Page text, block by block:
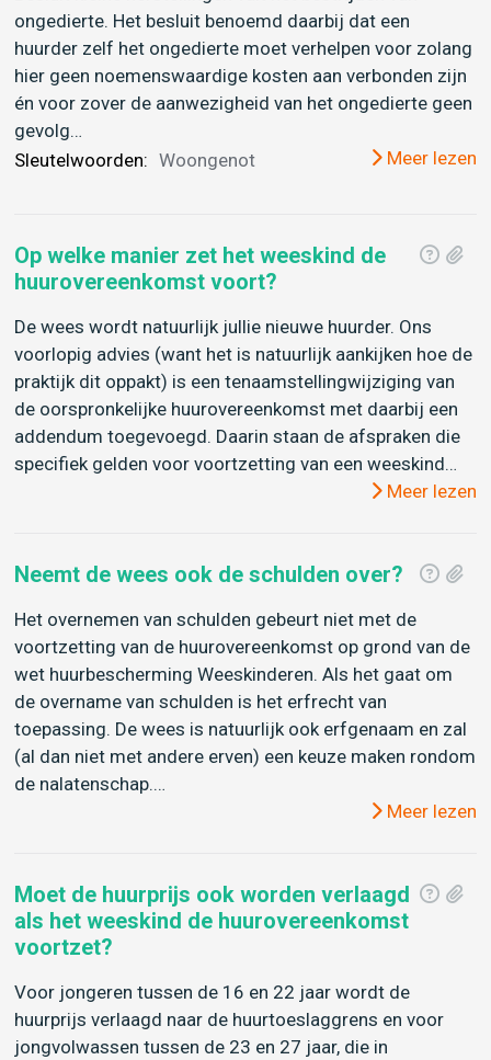
ongedierte. Het besluit benoemd daarbij dat een
huurder zelf het ongedierte moet verhelpen voor zolang
hier geen noemenswaardige kosten aan verbonden zijn
én voor zover de aanwezigheid van het ongedierte geen
gevolg…
Sleutelwoorden: Woongenot Meer lezen
Op welke manier zet het weeskind de
huurovereenkomst voort?
De wees wordt natuurlijk jullie nieuwe huurder. Ons
voorlopig advies (want het is natuurlijk aankijken hoe de
praktijk dit oppakt) is een tenaamstellingwijziging van
de oorspronkelijke huurovereenkomst met daarbij een
addendum toegevoegd. Daarin staan de afspraken die
specifiek gelden voor voortzetting van een weeskind…
Meer lezen
Neemt de wees ook de schulden over?
Het overnemen van schulden gebeurt niet met de
voortzetting van de huurovereenkomst op grond van de
wet huurbescherming Weeskinderen. Als het gaat om
de overname van schulden is het erfrecht van
toepassing. De wees is natuurlijk ook erfgenaam en zal
(al dan niet met andere erven) een keuze maken rondom
de nalatenschap.…
Meer lezen
Moet de huurprijs ook worden verlaagd
als het weeskind de huurovereenkomst
voortzet?
Voor jongeren tussen de 16 en 22 jaar wordt de
huurprijs verlaagd naar de huurtoeslaggrens en voor
jongvolwassen tussen de 23 en 27 jaar, die in